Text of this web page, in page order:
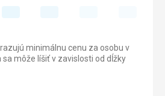
minimálnu cenu za osobu v
sa môže líšiť v zavislosti od dĺžky